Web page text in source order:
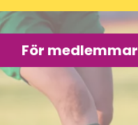
För medlemmar